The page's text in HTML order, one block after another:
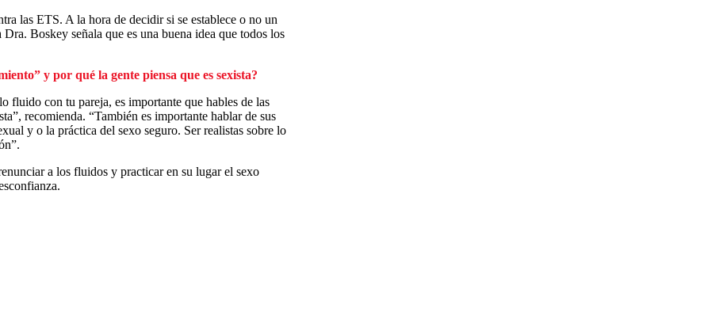
las ETS. A la hora de decidir si se establece o no un
Boskey señala que es una buena idea que todos los
y por qué la gente piensa que es sexista?
fluido con tu pareja, es importante que hables de las
recomienda. “También es importante hablar de sus
y o la práctica del sexo seguro. Ser realistas sobre lo
a los fluidos y practicar en su lugar el sexo